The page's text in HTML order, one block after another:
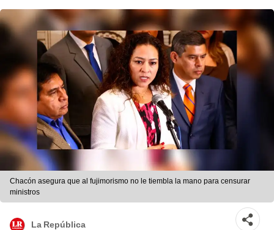
Chacón asegura que al fujimorismo no le tiembla la mano para censurar
ministros
La República